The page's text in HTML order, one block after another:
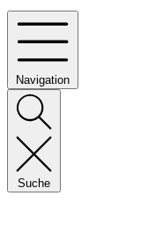
Navigation
Suche